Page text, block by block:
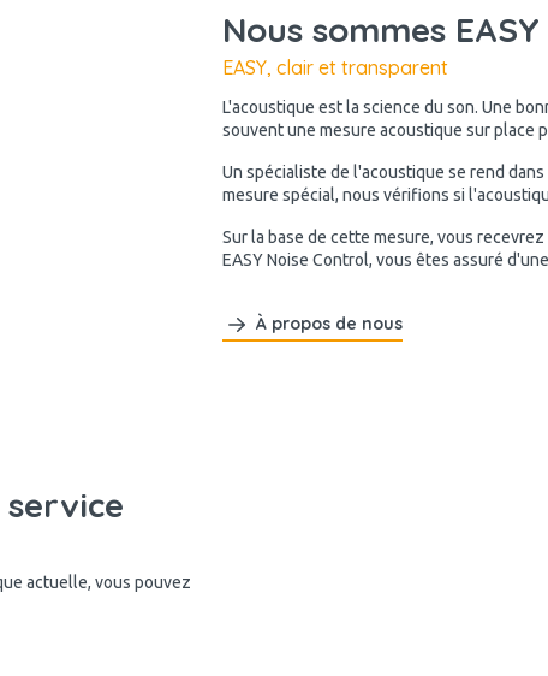
Nous sommes
EASY, clair et transparent
L'acoustique est la science du son. Une
souvent une mesure acoustique sur place
Un spécialiste de l'acoustique se rend
mesure spécial, nous vérifions si
Sur la base de cette mesure, vous
EASY Noise Control, vous êtes assuré
À propos de nous
actuelle, vous pouvez